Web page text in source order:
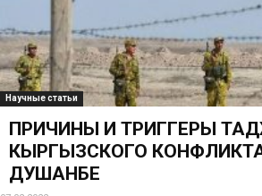
Научные статьи
ПРИЧИНЫ И ТРИГГЕРЫ
КЫРГЫЗСКОГО
ДУШАНБЕ